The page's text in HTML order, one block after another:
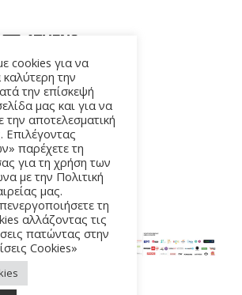
– 118 54 ΑΘΗΝΑ
cookies για να
την
την επίσκεψή
μας και για να
αποτελεσματική
Επιλέγοντας
παρέχετε τη
για τη χρήση των
με την Πολιτική
μας.
τη
αλλάζοντας τις
πατώντας στην
Cookies»